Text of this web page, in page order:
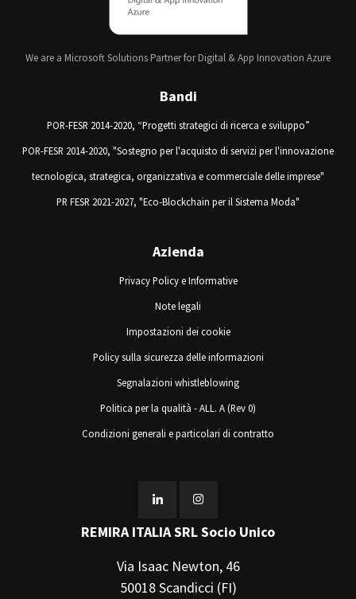
We are a Microsoft Solutions Partner for Digital & App Innovation Azure
Bandi
POR-FESR 2014-2020, “Progetti strategici di ricerca e sviluppo”
POR-FESR 2014-2020, "Sostegno per l'acquisto di servizi per l'innovazione
tecnologica, strategica, organizzativa e commerciale delle imprese"
PR FESR 2021-2027, "Eco-Blockchain per il Sistema Moda"
Azienda
Privacy Policy e Informative
Note legali
Impostazioni dei cookie
Policy sulla sicurezza delle informazioni
Segnalazioni whistleblowing
Politica per la qualità - ALL. A (Rev 0)
Condizioni generali e particolari di contratto
REMIRA ITALIA SRL Socio Unico
Via Isaac Newton, 46
50018 Scandicci (FI)